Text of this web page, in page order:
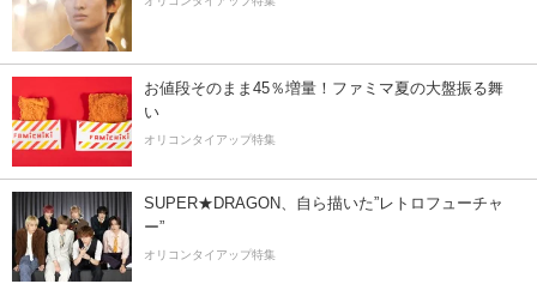
お値段そのまま45％増量！ファミマ夏の大盤振る舞
い
オリコンタイアップ特集
SUPER★DRAGON、自ら描いた”レトロフューチャ
ー”
オリコンタイアップ特集